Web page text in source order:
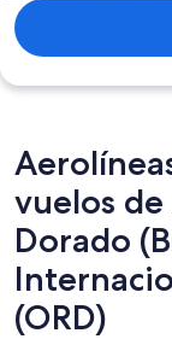
vuelos
Dorado
(ORD)